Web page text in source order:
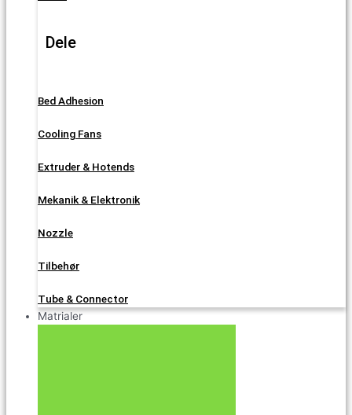
Dele
Bed Adhesion
Cooling Fans
Extruder & Hotends
Mekanik & Elektronik
Nozzle
Tilbehør
Tube & Connector
Matrialer